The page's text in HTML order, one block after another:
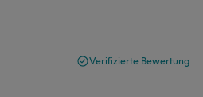
Verifizierte Bewertung